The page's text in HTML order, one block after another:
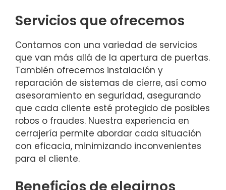
Servicios que ofrecemos
Contamos con una variedad de servicios
que van más allá de la apertura de puertas.
También ofrecemos instalación y
reparación de sistemas de cierre, así como
asesoramiento en seguridad, asegurando
que cada cliente esté protegido de posibles
robos o fraudes. Nuestra experiencia en
cerrajería permite abordar cada situación
con eficacia, minimizando inconvenientes
para el cliente.
Beneficios de elegirnos